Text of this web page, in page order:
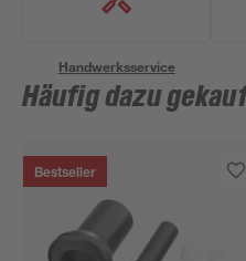
Handwerksservice
Häufig dazu
Bestseller